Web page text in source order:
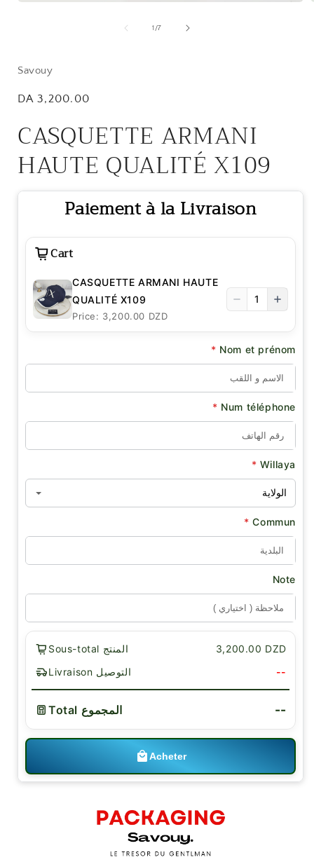
1 /of
7
Savouy
Regular
DA 3,200.00
CASQUETTE ARMANI
HAUTE QUALITÉ X109
Paiement à la Livraison
Cart
CASQUETTE ARMANI HAUTE
QUALITÉ X109
Price: 3,200.00 DZD
1
Nom et prénom
*
Num téléphone
*
Willaya
*
Commun
*
Note
Sous-total المنتج
3,200.00 DZD
Livraison التوصيل
--
Total المجموع --
Acheter